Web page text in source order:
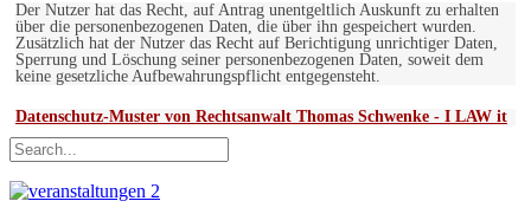
Der Nutzer hat das Recht, auf Antrag unentgeltlich Auskunft zu erhalten
über die personenbezogenen Daten, die über ihn gespeichert wurden.
Zusätzlich hat der Nutzer das Recht auf Berichtigung unrichtiger Daten,
Sperrung und Löschung seiner personenbezogenen Daten, soweit dem
keine gesetzliche Aufbewahrungspflicht entgegensteht.
Datenschutz-Muster von Rechtsanwalt Thomas Schwenke - I LAW it